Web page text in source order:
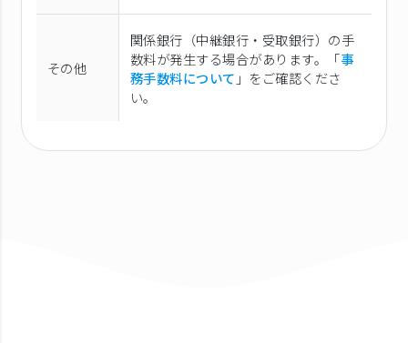
その他
関係銀行（中継銀行・受取銀行）の手
数料が発生する場合があります。「事
務手数料について 」をご確認くださ
い。